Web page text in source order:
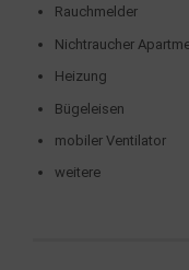
Rauchmelder
Nichtraucher
Heizung
Bügeleisen
mobiler Ventilator
weitere